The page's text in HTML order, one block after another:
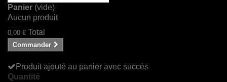
Panier (vide)
Aucun produit
0,00 € Total
Commander
Produit ajouté au panier avec succès
Quantité